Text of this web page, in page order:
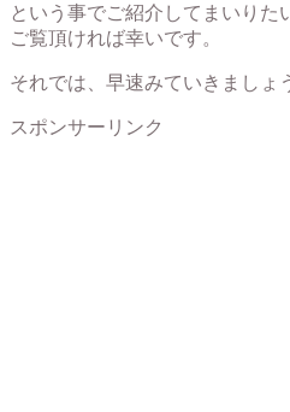
という事でご紹介してまいり
ご覧頂ければ幸いです。
それでは、早速みていきましょ
スポンサーリンク